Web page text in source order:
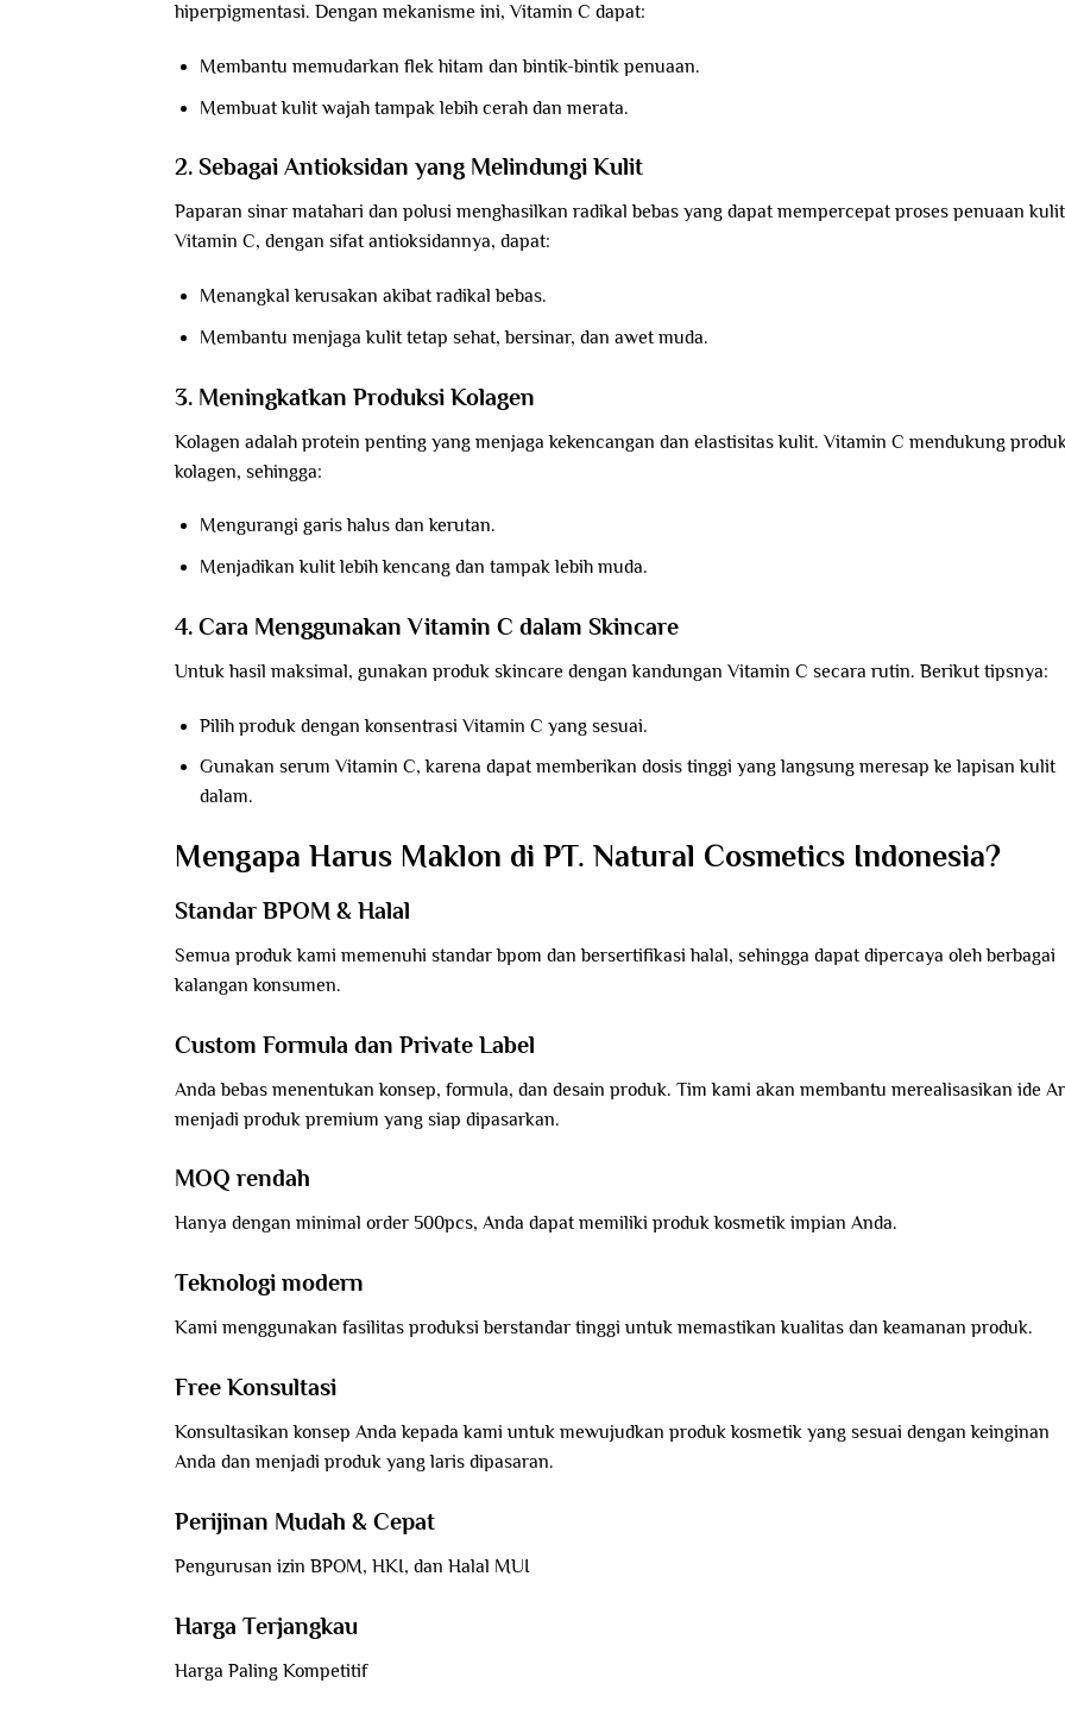
hiperpigmentasi. Dengan mekanisme ini, Vitamin C dapat:
Membantu memudarkan flek hitam dan bintik-bintik penuaan.
Membuat kulit wajah tampak lebih cerah dan merata.
2. Sebagai Antioksidan yang Melindungi Kulit
Paparan sinar matahari dan polusi menghasilkan radikal bebas yang dapat mempercepat proses penuaan
Vitamin C, dengan sifat antioksidannya, dapat:
Menangkal kerusakan akibat radikal bebas.
Membantu menjaga kulit tetap sehat, bersinar, dan awet muda.
3. Meningkatkan Produksi Kolagen
Kolagen adalah protein penting yang menjaga kekencangan dan elastisitas kulit. Vitamin C mendukung
kolagen, sehingga:
Mengurangi garis halus dan kerutan.
Menjadikan kulit lebih kencang dan tampak lebih muda.
4. Cara Menggunakan Vitamin C dalam Skincare
Untuk hasil maksimal, gunakan produk skincare dengan kandungan Vitamin C secara rutin. Berikut tipsnya:
Pilih produk dengan konsentrasi Vitamin C yang sesuai.
Gunakan serum Vitamin C, karena dapat memberikan dosis tinggi yang langsung meresap ke lapisan kulit
dalam.
Mengapa Harus Maklon di PT. Natural Cosmetics Indonesia?
Standar BPOM & Halal
Semua produk kami memenuhi standar bpom dan bersertifikasi halal, sehingga dapat dipercaya oleh berbagai
kalangan konsumen.
Custom Formula dan Private Label
Anda bebas menentukan konsep, formula, dan desain produk. Tim kami akan membantu merealisasikan ide
menjadi produk premium yang siap dipasarkan.
MOQ rendah
Hanya dengan minimal order 500pcs, Anda dapat memiliki produk kosmetik impian Anda.
Teknologi modern
Kami menggunakan fasilitas produksi berstandar tinggi untuk memastikan kualitas dan keamanan produk.
Free Konsultasi
Konsultasikan konsep Anda kepada kami untuk mewujudkan produk kosmetik yang sesuai dengan keinginan
Anda dan menjadi produk yang laris dipasaran.
Perijinan Mudah & Cepat
Pengurusan izin BPOM, HKI, dan Halal MUI
Harga Terjangkau
Harga Paling Kompetitif